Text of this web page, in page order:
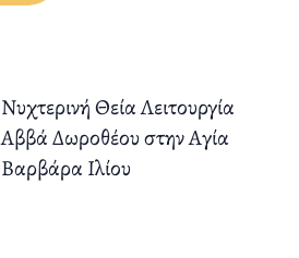
Νυχτερινή Θεία Λειτουργία
Αββά Δωροθέου στην Αγία
Βαρβάρα Ιλίου